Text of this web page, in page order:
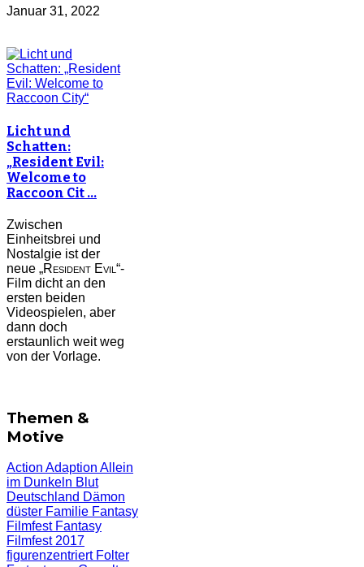
Januar 31, 2022
Licht und
Schatten:
„Resident Evil:
Welcome to
Raccoon Cit …
Zwischen
Einheitsbrei und
Nostalgie ist der
neue „Resident Evil “-
Film dicht an den
ersten beiden
Videospielen, aber
dann doch
erstaunlich weit weg
von der Vorlage.
Themen &
Motive
Action Adaption Allein
im Dunkeln Blut
Deutschland Dämon
düster Familie Fantasy
Filmfest Fantasy
Filmfest 2017
figurenzentriert Folter